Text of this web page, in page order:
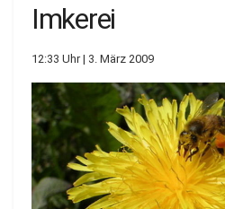
Imkerei
12:33 Uhr | 3. März 2009